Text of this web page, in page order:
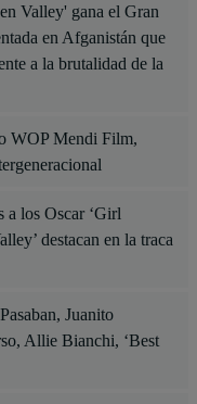
Valley' gana el Gran
en Afganistán que
a la brutalidad de la
WOP Mendi Film,
a los Oscar ‘Girl
destacan en la traca
Juanito
Allie Bianchi, ‘Best